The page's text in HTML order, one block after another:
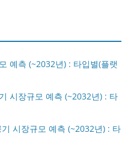
예측 (~2032년) : 타입별(플랫
시장규모 예측 (~2032년) : 타
시장규모 예측 (~2032년) : 타